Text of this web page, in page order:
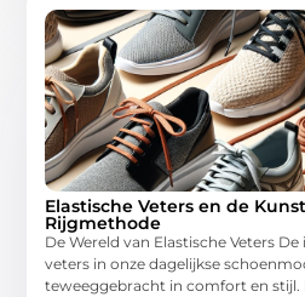
Elastische Veters en de
Rijgmethode
De Wereld van Elastische Veters
veters in onze dagelijkse
teweeggebracht in comfort en stijl.